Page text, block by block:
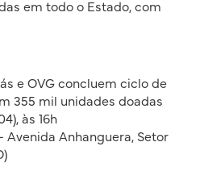
em todo o Estado, com
e OVG concluem ciclo de
355 mil unidades doadas
às 16h
Avenida Anhanguera, Setor